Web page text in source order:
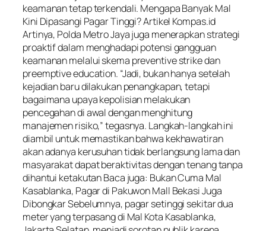
keamanan tetap terkendali. Mengapa Banyak Mal
Kini Dipasangi Pagar Tinggi? Artikel Kompas.id
Artinya, Polda Metro Jaya juga menerapkan strategi
proaktif dalam menghadapi potensi gangguan
keamanan melalui skema preventive strike dan
preemptive education. “Jadi, bukan hanya setelah
kejadian baru dilakukan penangkapan, tetapi
bagaimana upaya kepolisian melakukan
pencegahan di awal dengan menghitung
manajemen risiko,” tegasnya. Langkah-langkah ini
diambil untuk memastikan bahwa kekhawatiran
akan adanya kerusuhan tidak berlangsung lama dan
masyarakat dapat beraktivitas dengan tenang tanpa
dihantui ketakutan Baca juga: Bukan Cuma Mal
Kasablanka, Pagar di Pakuwon Mall Bekasi Juga
Dibongkar Sebelumnya, pagar setinggi sekitar dua
meter yang terpasang di Mal Kota Kasablanka,